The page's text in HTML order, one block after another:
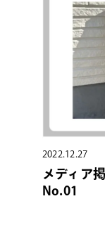
2022.12.27
メディア
No.01